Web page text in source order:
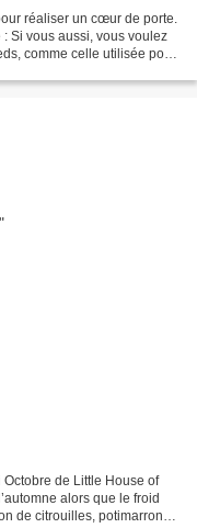
réaliser un cœur de porte.
: Si vous aussi, vous voulez
comme celle utilisée pour
de Little House of
alors que le froid
de citrouilles, potimarrons,